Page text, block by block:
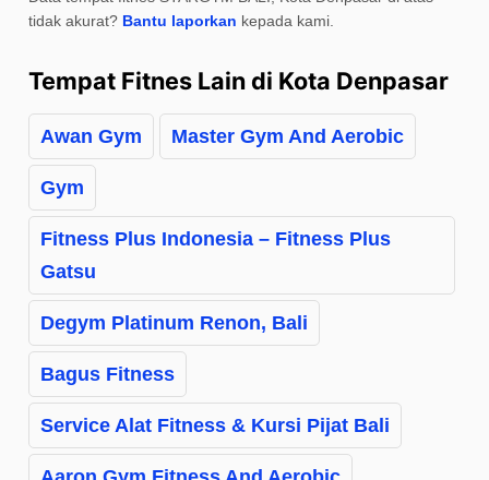
tidak akurat? Bantu laporkan kepada kami.
Tempat Fitnes Lain di Kota Denpasar
Awan Gym Master Gym And Aerobic
Gym
Fitness Plus Indonesia – Fitness Plus
Gatsu
Degym Platinum Renon, Bali
Bagus Fitness
Service Alat Fitness & Kursi Pijat Bali